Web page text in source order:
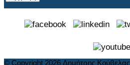
© Copyright 2026 Δημήτρης Κούβελας